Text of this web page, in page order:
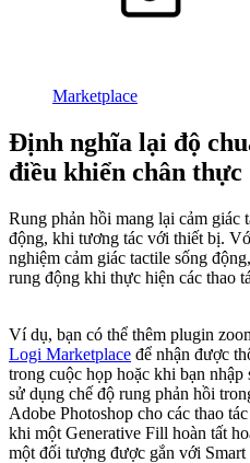
Marketplace
Định nghĩa lại độ
điều khiển chân thực
Rung phản hồi mang lại cảm
động, khi tương tác với thiết bị.
nghiệm cảm giác tactile sống
rung động khi thực hiện các thao
Ví dụ, bạn có thể thêm plugin
Logi Marketplace để nhận được
trong cuộc họp hoặc khi bạn
sử dụng chế độ rung phản hồi
Adobe Photoshop cho các thao
khi một Generative Fill hoàn tất
một đối tượng được gắn với Smart